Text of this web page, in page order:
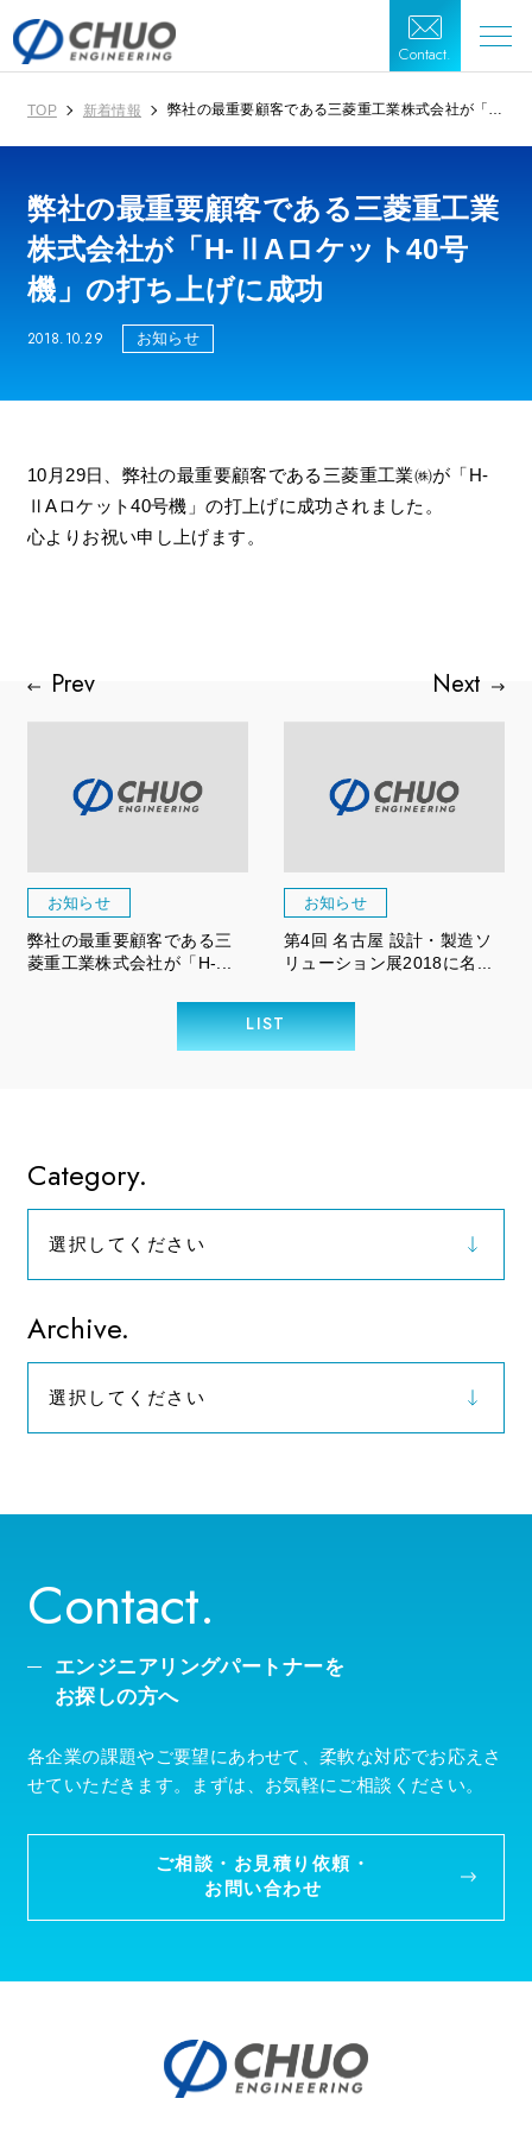
Contact.
TOP 新着情報
弊社の最重要顧客である三菱重工業株式会社が「H-
弊社の最重要顧客である三菱重工業
株式会社が「H-ⅡAロケット40号
機」の打ち上げに成功
2018.10.29 お知らせ
10月29日、弊社の最重要顧客である三菱重工業㈱が「H-
ⅡAロケット40号機」の打上げに成功されました。
心よりお祝い申し上げます。
お知らせ
弊社の最重要顧客である三
菱重工業株式会社が「H-...
お知らせ
第4回 名古屋 設計・製造ソ
リューション展2018に名...
LIST
Category.
選択してください
お知らせ
Archive.
選択してください
Contact.
エンジニアリングパートナーを
お探しの方へ
各企業の課題やご要望にあわせて、柔軟な対応でお応えさ
せていただきます。まずは、お気軽にご相談ください。
ご相談・お見積り依頼・
お問い合わせ